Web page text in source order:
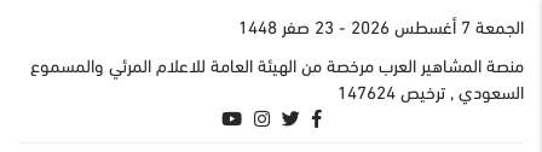
الجمعة 7 أغسطس 2026
- 23 صفر 1448
منصة المشاهير العرب مرخصة من الهيئة العامة للاعلام المرئي والمسموع
السعودي , ترخيص 147624